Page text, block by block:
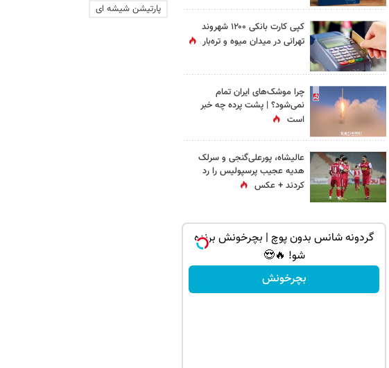
کپی کارت بانکی ۱۲۰۰ شهروند
تهرانی در میدان میوه و تره‌بار
چرا موشک‌های ایران تمام
نمی‌شود؟ | پشت پرده چه خبر
است
عالیشاه، پورعلی‌گنجی و سرلک
هدیه عجیب پرسپولیس را رد
کردند + عکس
گردونه شانس بدون پوچ | بچرخونش برنده
شو! 🔥😍
بچرخونش
پارتیشن شیشه ای